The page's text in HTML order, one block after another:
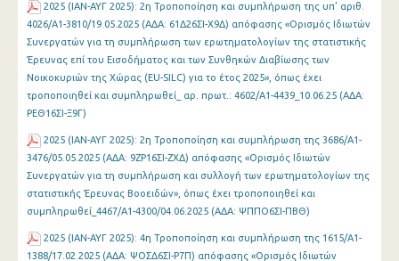
2025 (ΙΑΝ-ΑΥΓ 2025): 2η Τροποποίηση και συμπλήρωση της υπ’ αριθ.
4026/Α1-3810/19.05.2025 (ΑΔΑ: 61Δ26ΣΙ-Χ9Δ) απόφασης «Ορισμός Ιδιωτών
Συνεργατών για τη συμπλήρωση των ερωτηματολογίων της στατιστικής
Έρευνας επί του Εισοδήματος και των Συνθηκών Διαβίωσης των
Νοικοκυριών της Χώρας (EU-SILC) για το έτος 2025», όπως έχει
τροποποιηθεί και συμπληρωθεί_ αρ. πρωτ.: 4602/Α1-4439_10.06.25 (ΑΔΑ:
ΡΕΘ16ΣΙ-Ξ9Γ)
2025 (ΙΑΝ-ΑΥΓ 2025): 2η Τροποποίηση και συμπλήρωση της 3686/A1-
3476/05.05.2025 (ΑΔΑ: 9ΖΡ16ΣΙ-ΖΧΔ) απόφασης «Ορισμός Ιδιωτών
Συνεργατών για τη συμπλήρωση και συλλογή των ερωτηματολογίων της
στατιστικής Έρευνας Βοοειδών», όπως έχει τροποποιηθεί και
συμπληρωθεί_4467/Α1-4300/04.06.2025 (ΑΔΑ: ΨΠΠΟ6ΣΙ-ΠΒΘ)
2025 (ΙΑΝ-ΑΥΓ 2025): 4η Τροποποίηση και συμπλήρωση της 1615/Α1-
1388/17.02.2025 (ΑΔΑ: ΨΟΣΔ6ΣΙ-Ρ7Π) απόφασης «Ορισμός Ιδιωτών